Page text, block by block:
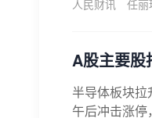
人民财讯
任丽
A股主要股
半导体板块
午后冲击涨